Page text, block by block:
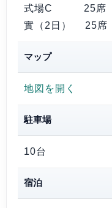
式場C 25席
實（2日） 25席
マップ
地図を開く
駐車場
10台
宿泊